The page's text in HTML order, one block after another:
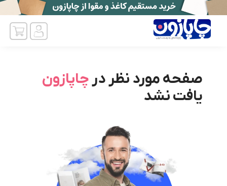
صفحه مورد نظر درچاپازون
یافت نشد